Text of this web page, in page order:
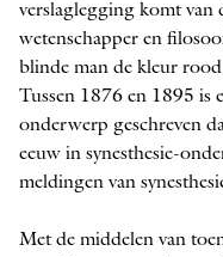
verslaglegging komt van
wetenschapper en
blinde man de kleur
Tussen 1876 en 1895 is
onderwerp geschreven
eeuw in synesthesie-
meldingen van
Met de middelen van